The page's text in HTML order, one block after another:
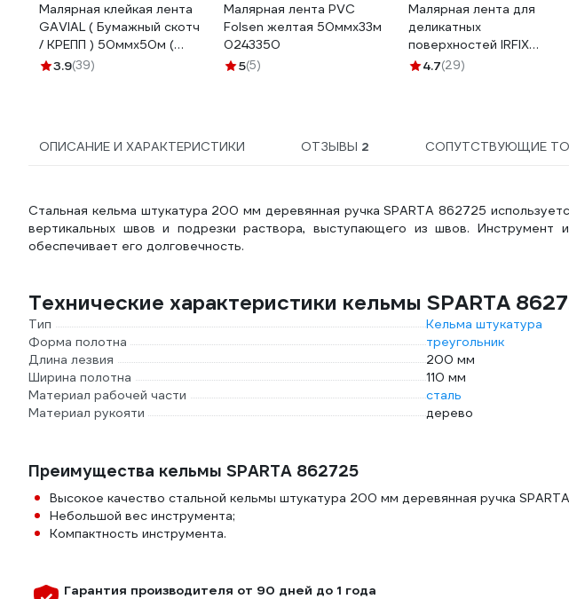
Малярная клейкая лента
GAVIAL ( Бумажный скотч
/ КРЕПП ) 50ммх50м (
Краска и защита стен )
3.9(39)
Малярная лента PVC
Folsen желтая 50ммx33м
0243350
5(5)
Малярная лента для
деликатных
поверхностей IRFIX
EXTRA 50 мм, 25 м,
4.7(29)
ОПИСАНИЕ И ХАРАКТЕРИСТИКИ ОТЗЫВЫ 2 СОПУТСТВУЮЩИЕ
Стальная кельма штукатура 200 мм деревянная ручка SPARTA 862725
вертикальных швов и подрезки раствора, выступающего из швов. Инструмент
обеспечивает его долговечность.
Технические характеристики кельмы SPARTA
Тип
Кельма штукатура
Форма полотна
треугольник
Длина лезвия
200 мм
Ширина полотна
110 мм
Материал рабочей части
сталь
Материал рукояти
дерево
Преимущества кельмы SPARTA 862725
Высокое качество стальной кельмы штукатура 200 мм деревянная ручка
Небольшой вес инструмента;
Компактность инструмента.
Гарантия производителя от 90 дней до 1 года